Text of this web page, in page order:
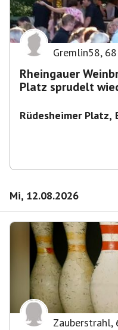
Gremlin58, 68
Rheingauer
Platz sprudelt
Rüdesheimer Platz,
Mi, 12.08.2026
Zauberstrahl,